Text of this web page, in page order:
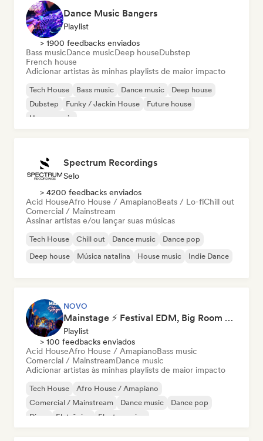
Dance Music Bangers
Playlist
> 1900 feedbacks enviados
Bass musicDance musicDeep houseDubstep
French house
Adicionar artistas às minhas playlists de maior impacto
Tech House Bass music Dance music
Deep house
Dubstep
Funky / Jackin House
Future house
House music
Spectrum Recordings
Selo
> 4200 feedbacks enviados
Acid HouseAfro House / AmapianoBeats / Lo-fiChill out
Comercial / Mainstream
Assinar artistas e/ou lançar suas músicas
Tech House Chill out Dance music
Dance pop
Deep house
Música natalina House music Indie Dance
NOVO
Mainstage ⚡ Festival EDM, Big Room & House Anthems
Playlist
> 100 feedbacks enviados
Acid HouseAfro House / AmapianoBass music
Comercial / MainstreamDance music
Adicionar artistas às minhas playlists de maior impacto
Tech House
Afro House / Amapiano
Comercial / Mainstream
Dance music
Dance pop
Disco
Eletrônica Electro swing